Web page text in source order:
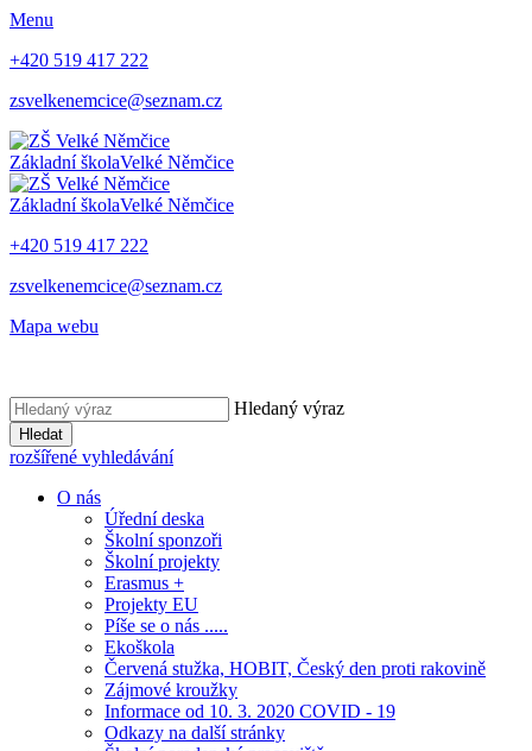
Menu
+420 519 417 222
zsvelkenemcice@seznam.cz
Základní školaVelké Němčice
Základní školaVelké Němčice
+420 519 417 222
zsvelkenemcice@seznam.cz
Mapa webu
Hledaný výraz
Hledat
rozšířené vyhledávání
O nás
Úřední deska
Školní sponzoři
Školní projekty
Erasmus +
Projekty EU
Píše se o nás .....
Ekoškola
Červená stužka, HOBIT, Český den proti rakovině
Zájmové kroužky
Informace od 10. 3. 2020 COVID - 19
Odkazy na další stránky